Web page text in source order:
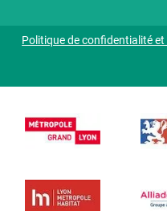
Politique de confidentialité et